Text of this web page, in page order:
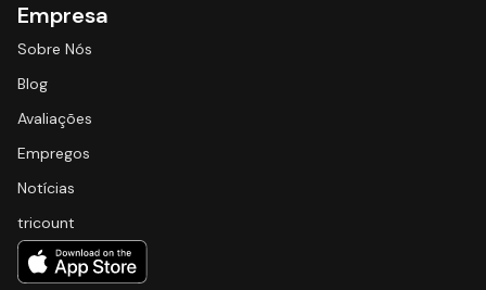
Empresa
Sobre Nós
Blog
Avaliações
Empregos
Notícias
tricount